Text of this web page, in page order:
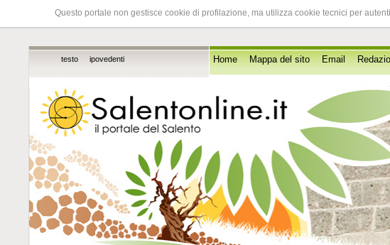
Questo portale non gestisce cookie di profilazione, ma utilizza cookie tecnici per
testo ipovedenti Home Mappa del sito Email